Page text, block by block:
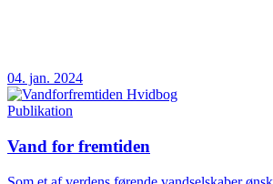
04. jan. 2024
Publikation
Vand for fremtiden